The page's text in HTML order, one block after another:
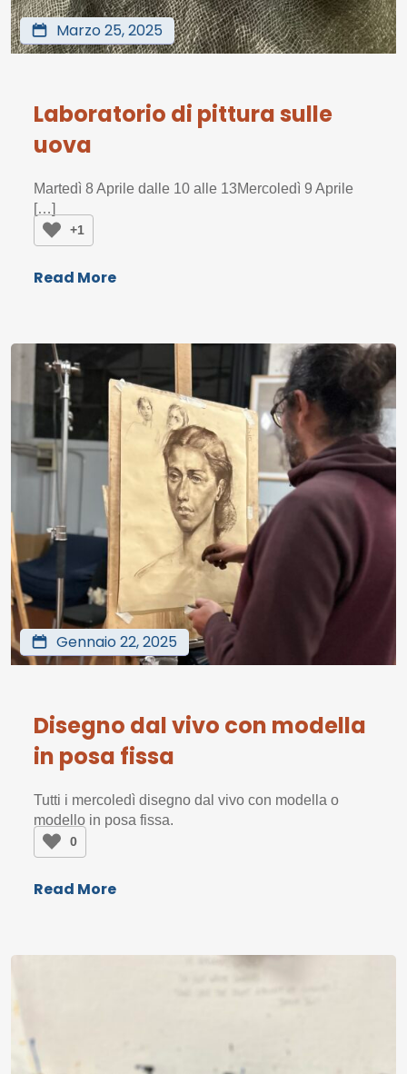
Marzo 25, 2025
Laboratorio di pittura sulle
uova
Martedì 8 Aprile dalle 10 alle 13Mercoledì 9 Aprile
[…]
+1
Read More
Gennaio 22, 2025
Disegno dal vivo con modella
in posa fissa
Tutti i mercoledì disegno dal vivo con modella o
modello in posa fissa.
0
Read More